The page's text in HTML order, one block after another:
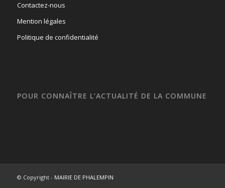
Contactez-nous
Mention légales
Politique de confidentialité
POUR CONNAÎTRE L’ACTUALITÉ DE LA COMMUNE
© Copyright - MAIRIE DE PHALEMPIN